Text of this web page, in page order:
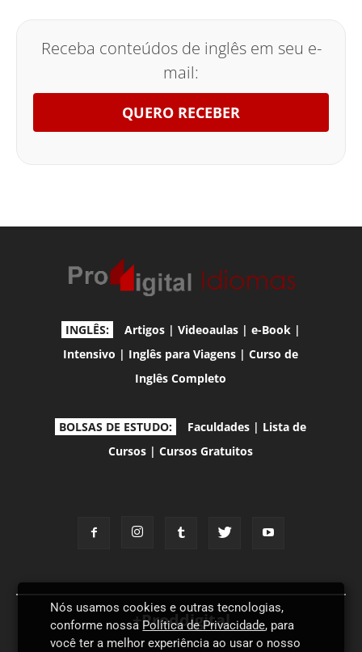
Receba conteúdos de inglês em seu e-
mail:
QUERO RECEBER
INGLÊS: Artigos| Videoaulas| e-Book|
Intensivo | Inglês para Viagens |Curso de
Inglês Completo
BOLSAS DE ESTUDO: Faculdades | Lista de
Cursos |Cursos Gratuitos
+Proddigital
Nós usamos cookies e outras tecnologias,
conforme nossaPolítica de Privacidade, para
você ter a melhor experiência ao usar o nosso